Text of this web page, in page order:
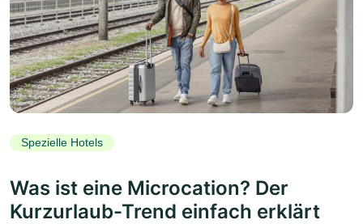
Spezielle Hotels
Was ist eine Microcation? Der
Kurzurlaub-Trend einfach erklärt